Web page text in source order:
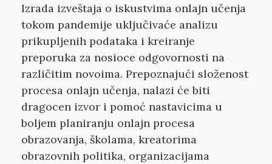
Izrada izveštaja o iskustvima onlajn učenja
tokom pandemije uključivaće analizu
prikupljenih podataka i kreiranje
preporuka za nosioce odgovornosti na
različitim novoima. Prepoznajući složenost
procesa onlajn učenja, nalazi će biti
dragocen izvor i pomoć nastavicima u
boljem planiranju onlajn procesa
obrazovanja, školama, kreatorima
obrazovnih politika, organizacijama